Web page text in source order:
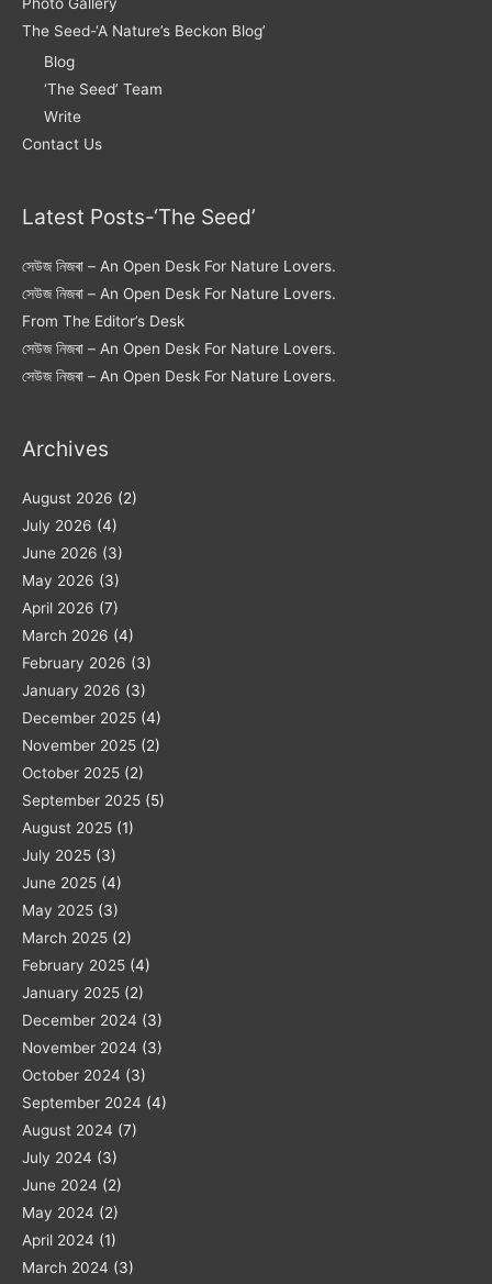
The Seed-‘A Nature’s Beckon Blog’
Blog
‘The Seed’ Team
Write
Contact Us
Latest Posts-‘The Seed’
সেউজ নিজৰা – An Open Desk For Nature Lovers.
সেউজ নিজৰা – An Open Desk For Nature Lovers.
From The Editor’s Desk
সেউজ নিজৰা – An Open Desk For Nature Lovers.
সেউজ নিজৰা – An Open Desk For Nature Lovers.
Archives
August 2026 (2)
July 2026 (4)
June 2026 (3)
May 2026 (3)
April 2026 (7)
March 2026 (4)
February 2026 (3)
January 2026 (3)
December 2025 (4)
November 2025 (2)
October 2025 (2)
September 2025 (5)
August 2025 (1)
July 2025 (3)
June 2025 (4)
May 2025 (3)
March 2025 (2)
February 2025 (4)
January 2025 (2)
December 2024 (3)
November 2024 (3)
October 2024 (3)
September 2024 (4)
August 2024 (7)
July 2024 (3)
June 2024 (2)
May 2024 (2)
April 2024 (1)
March 2024 (3)